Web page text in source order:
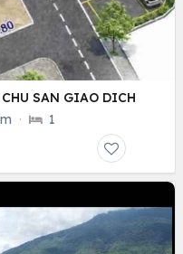
SAN GIAO DICH
· 1